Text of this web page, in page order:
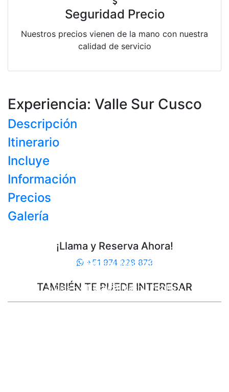
Seguridad Precio
Nuestros precios vienen de la mano con nuestra
calidad de servicio
Experiencia: Valle Sur Cusco
Descripción
Itinerario
Incluye
Información
Precios
Galería
¡Llama y Reserva Ahora!
+51 974 228 873
TAMBIÉN TE PUEDE INTERESAR
8 Días – 7 Noches: Machu Picchu y
5 Días – 4 Noches: Machu Picchu y